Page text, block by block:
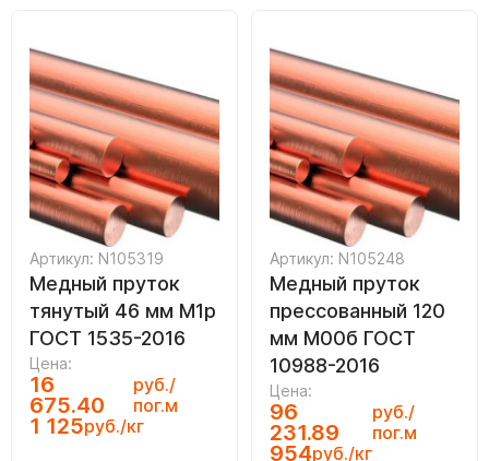
Артикул: N105319
Медный пруток
тянутый 46 мм М1р
ГОСТ 1535-2016
Цена:
16
675.40
руб./
пог.м
1 125руб./кг
Артикул: N105248
Медный пруток
прессованный 120
мм М00б ГОСТ
10988-2016
Цена:
96
231.89
руб./
пог.м
954руб./кг